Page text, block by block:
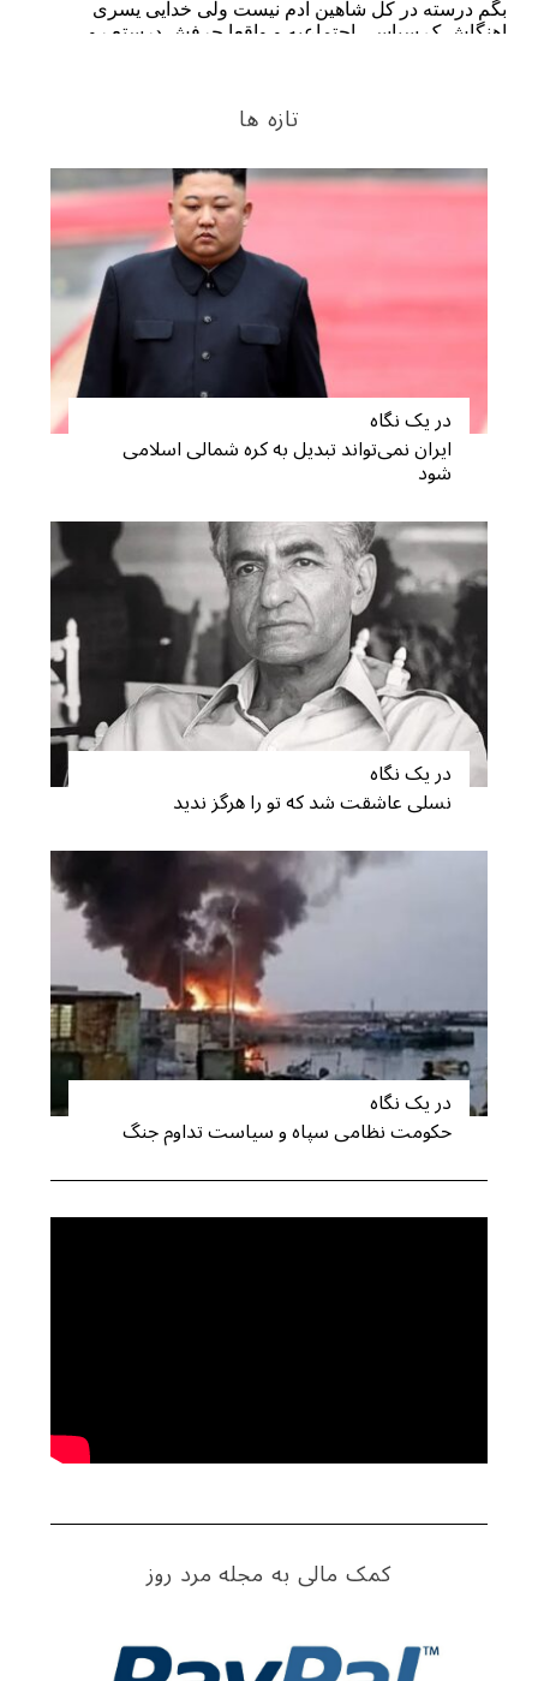
تازه ها
در یک نگاه
ایران نمی‌تواند تبدیل به کره شمالی اسلامی
شود
در یک نگاه
نسلی عاشقت شد که تو را هرگز ندید
در یک نگاه
حکومت نظامی سپاه و سیاست تداوم جنگ
کمک مالی به مجله مرد روز